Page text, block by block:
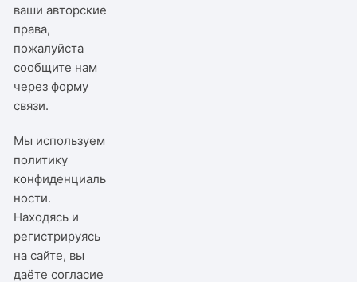
ваши авторские
права,
пожалуйста
сообщите нам
черезформу
связи.
Мы используем
политику
конфиденциаль
ности.
Находясь и
регистрируясь
на сайте, вы
даёте согласие